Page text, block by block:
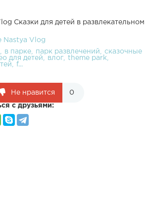
Сказки для детей в развлекательном
Nastya Vlog
в парке
парк развлечений
сказочные
для детей
влог
theme park
f...
Не нравится 0
с друзьями: